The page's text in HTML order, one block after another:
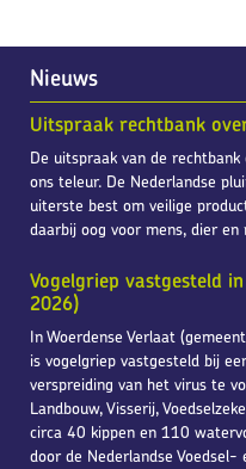
Nieuws
Uitspraak rechtbank
De uitspraak van de
ons teleur. De Nederlandse
uiterste best om veilige
daarbij oog voor mens, dier en
Vogelgriep vastgesteld
2026)
In Woerdense Verlaat
is vogelgriep vastgesteld bij
verspreiding van het virus te
Landbouw, Visserij,
circa 40 kippen en 110
door de Nederlandse